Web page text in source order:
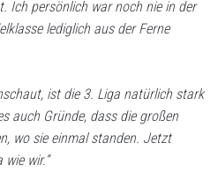
Ich persönlich war noch nie in der
lediglich aus der Ferne
ist die 3. Liga natürlich stark
auch Gründe, dass die großen
wo sie einmal standen. Jetzt
wir.“